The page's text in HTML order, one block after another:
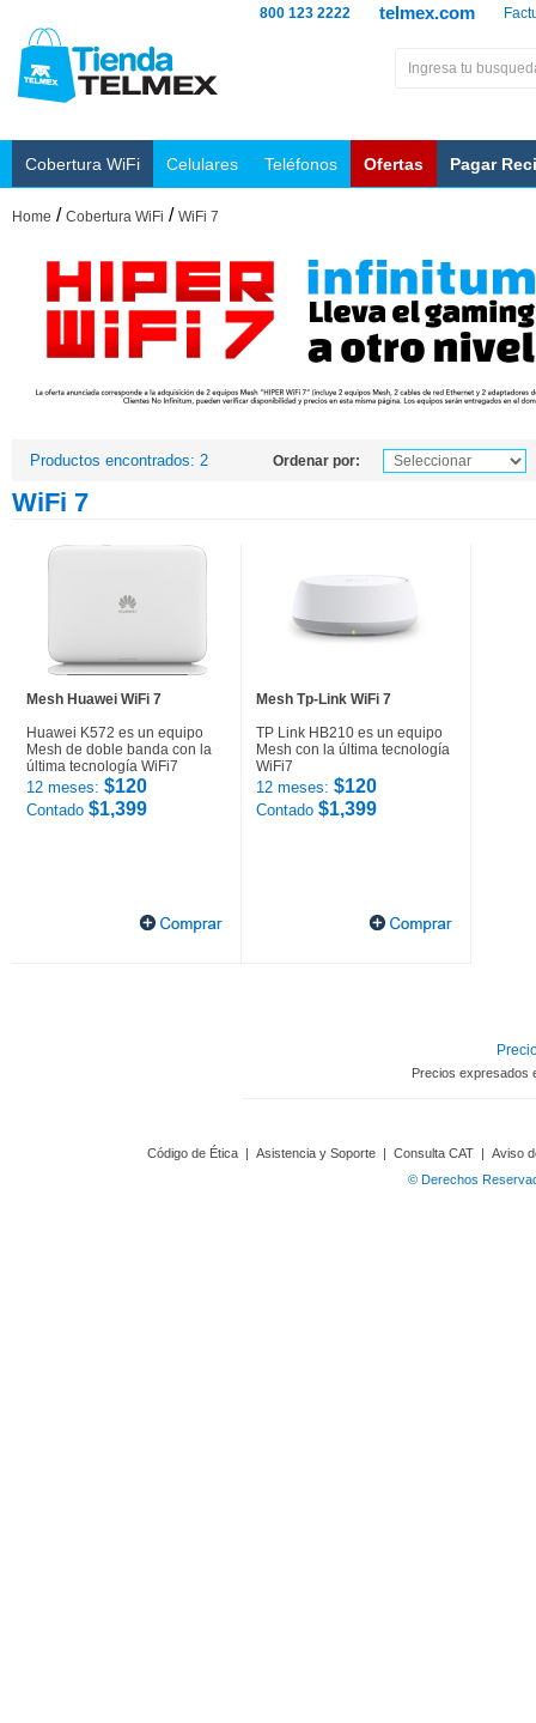
telmex.com
800 123 2222
Cobertura WiFi Celulares Teléfonos Ofertas Pagar
Home / Cobertura WiFi / WiFi 7
Productos encontrados: 2 Ordenar por:
WiFi 7
Mesh Huawei WiFi 7
Huawei K572 es un equipo
Mesh de doble banda con la
última tecnología WiFi7
12 meses: $120
Contado $1,399
Mesh Tp-Link WiFi 7
TP Link HB210 es un equipo
Mesh con la última tecnología
WiFi7
12 meses: $120
Contado $1,399
Precios expresados
Código de Ética | Asistencia y Soporte | Consulta CAT | Aviso
© Derechos